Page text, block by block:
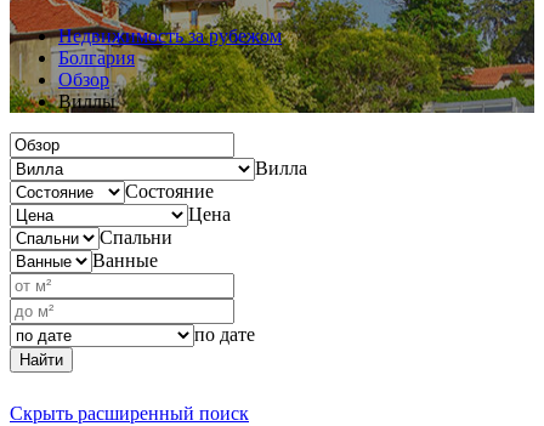
Недвижимость за рубежом
Болгария
Обзор
Виллы
Вилла
Состояние
Цена
Спальни
Ванные
по дате
Найти
Скрыть расширенный поиск